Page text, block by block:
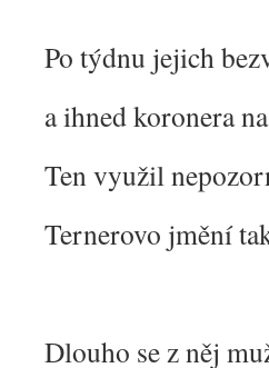
Po týdnu jejich
a ihned koronera
Ten využil
Ternerovo jmění
Dlouho se z něj